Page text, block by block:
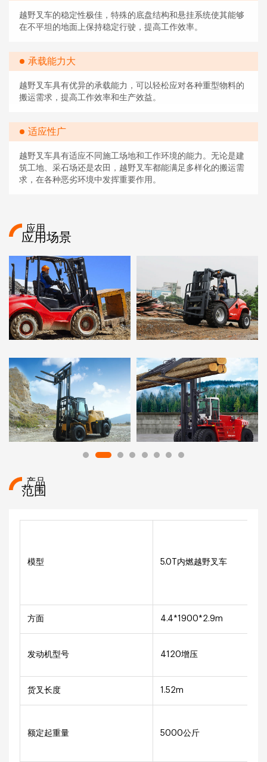
越野叉车的稳定性极佳，特殊的底盘结构和悬挂系统使其能够
在不平坦的地面上保持稳定行驶，提高工作效率。
承载能力大
越野叉车具有优异的承载能力，可以轻松应对各种重型物料的
搬运需求，提高工作效率和生产效益。
适应性广
越野叉车具有适应不同施工场地和工作环境的能力。无论是建
筑工地、采石场还是农田，越野叉车都能满足多样化的搬运需
求，在各种恶劣环境中发挥重要作用。
应用
应用场景
产品
范围
模型 5.0T内燃越野叉车
方面 4.4*1900*2.9m
发动机型号 4120增压
货叉长度 1.52m
额定起重量 5000公斤